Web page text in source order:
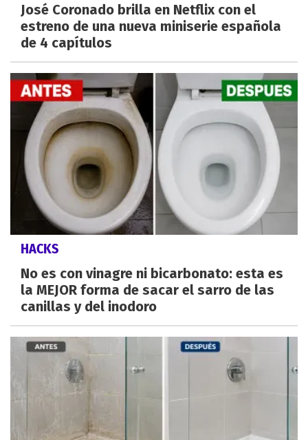
José Coronado brilla en Netflix con el
estreno de una nueva miniserie española
de 4 capítulos
HACKS
No es con vinagre ni bicarbonato: esta es
la MEJOR forma de sacar el sarro de las
canillas y del inodoro